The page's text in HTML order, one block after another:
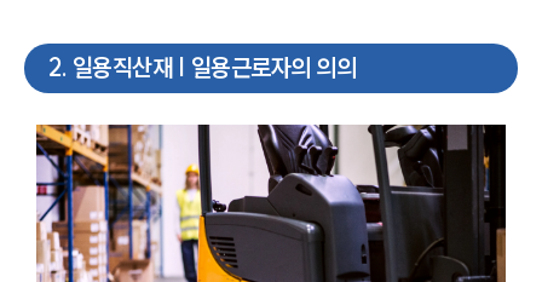
2. 일용직산재 | 일용근로자의 의의